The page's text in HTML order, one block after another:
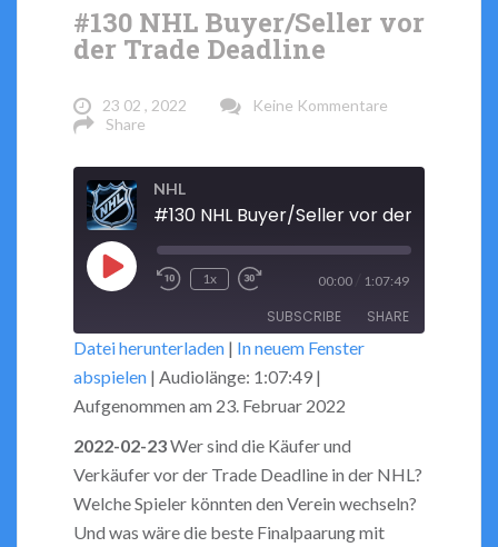
#130 NHL Buyer/Seller vor
der Trade Deadline
23 02 , 2022
Keine Kommentare
Share
NHL
Play
Rewind
Seconds
1x
Fast
Forward
30
seconds
00:00 1:07:49
SUBSCRIBE SHARE
RSS FEED
SHARE
EMBED
Datei herunterladen | In neuem Fenster
abspielen | Audiolänge: 1:07:49 |
Aufgenommen am 23. Februar 2022
2022-02-23Wer sind die Käufer und
Verkäufer vor der Trade Deadline in der NHL?
Welche Spieler könnten den Verein wechseln?
Und was wäre die beste Finalpaarung mit